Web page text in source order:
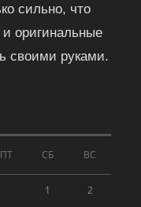
сильно, что
оригинальные
своими руками.
ПТ СБ ВС
1 2